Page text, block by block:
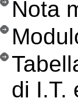
Nota
di I.T.